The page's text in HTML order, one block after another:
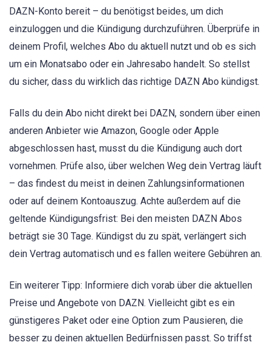
DAZN-Konto bereit – du benötigst beides, um dich
einzuloggen und die Kündigung durchzuführen. Überprüfe in
deinem Profil, welches Abo du aktuell nutzt und ob es sich
um ein Monatsabo oder ein Jahresabo handelt. So stellst
du sicher, dass du wirklich das richtige DAZN Abo kündigst.
Falls du dein Abo nicht direkt bei DAZN, sondern über einen
anderen Anbieter wie Amazon, Google oder Apple
abgeschlossen hast, musst du die Kündigung auch dort
vornehmen. Prüfe also, über welchen Weg dein Vertrag läuft
– das findest du meist in deinen Zahlungsinformationen
oder auf deinem Kontoauszug. Achte außerdem auf die
geltende Kündigungsfrist: Bei den meisten DAZN Abos
beträgt sie 30 Tage. Kündigst du zu spät, verlängert sich
dein Vertrag automatisch und es fallen weitere Gebühren an.
Ein weiterer Tipp: Informiere dich vorab über die aktuellen
Preise und Angebote von DAZN. Vielleicht gibt es ein
günstigeres Paket oder eine Option zum Pausieren, die
besser zu deinen aktuellen Bedürfnissen passt. So triffst